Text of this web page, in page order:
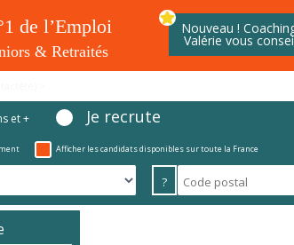
Nouveau !
Valérie vous
et + Je recrute
Afficher les candidats disponibles sur toute la France
?